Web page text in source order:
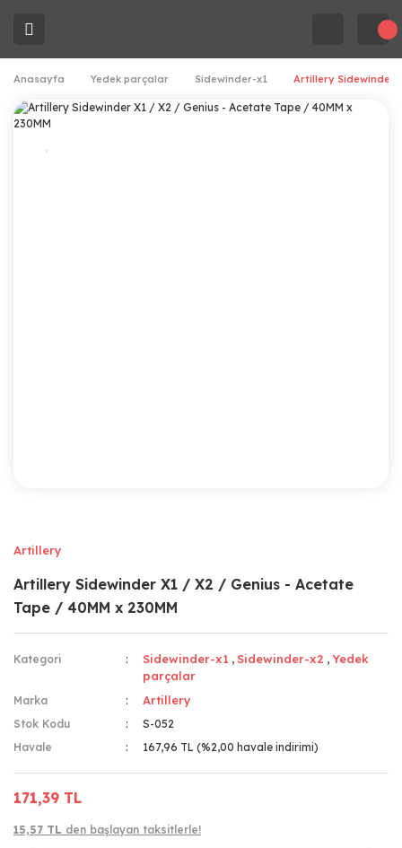
Anasayfa Yedek parçalar Sidewinder-x1 Artillery Sidewinder
Artillery
Artillery Sidewinder X1 / X2 / Genius - Acetate
Tape / 40MM x 230MM
Kategori Sidewinder-x1 ,Sidewinder-x2 ,Yedek
parçalar
Marka Artillery
Stok Kodu
S-052
Havale
167,96 TL (%2,00 havale indirimi)
171,39 TL
15,57 TL den başlayan taksitlerle!